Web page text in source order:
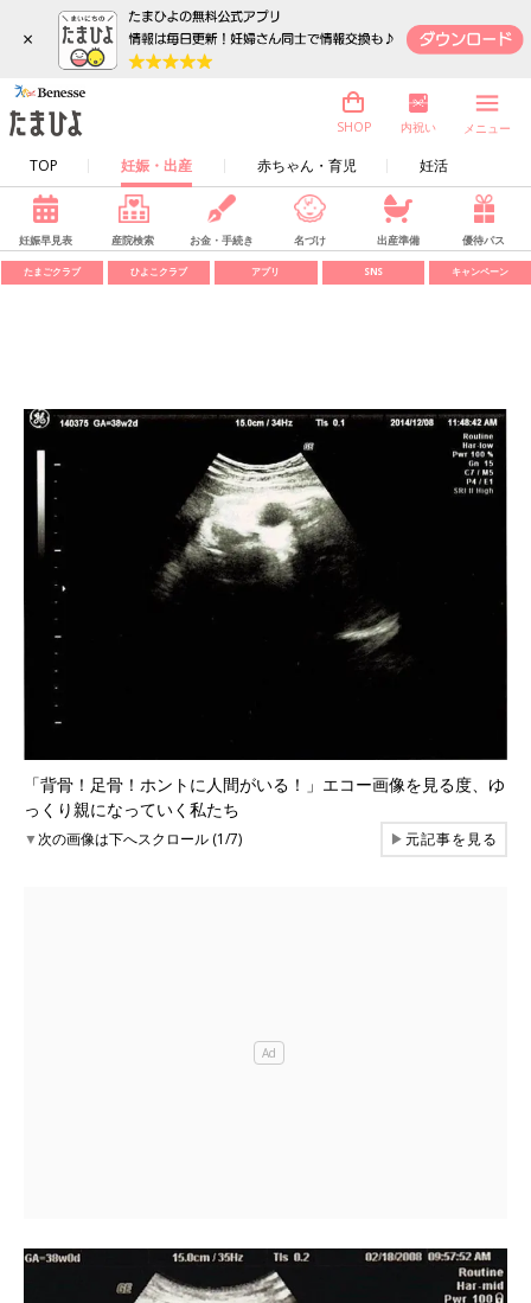
×
TOP 妊娠・出産 赤ちゃん・育児 妊活
SHOP 内祝い メニュー
妊娠早見表 産院検索 お金・手続き 名づけ 出産準備 優待パス
たまごクラブ ひよこクラブ アプリ SNS キャンペーン
「背骨！足骨！ホントに人間がいる！」エコー画像を見る度、ゆ
っくり親になっていく私たち
▼次の画像は下へスクロール (1/7) ▶元記事を見る